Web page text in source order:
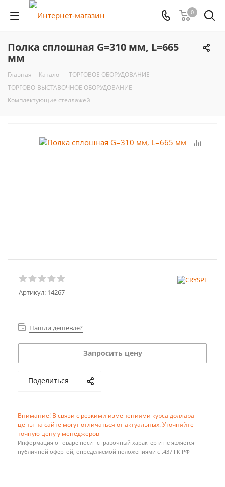
0
Полка сплошная G=310 мм, L=665
мм
Главная - Каталог - ТОРГОВОЕ ОБОРУДОВАНИЕ -
ТОРГОВО-ВЫСТАВОЧНОЕ ОБОРУДОВАНИЕ -
Комплектующие стеллажей
Артикул: 14267
Нашли дешевле?
Запросить цену
Поделиться
Внимание! В связи с резкими изменениями курса доллара
цены на сайте могут отличаться от актуальных. Уточняйте
точную цену у менеджеров
Информация о товаре носит справочный характер и не является
публичной офертой, определяемой положениями ст.437 ГК РФ